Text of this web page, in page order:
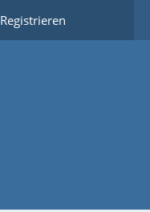
Registrieren